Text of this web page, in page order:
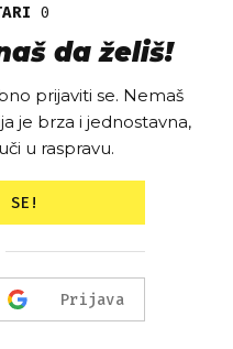
0
da želiš!
prijaviti se. Nemaš
je brza i jednostavna,
u raspravu.
SE!
Prijava